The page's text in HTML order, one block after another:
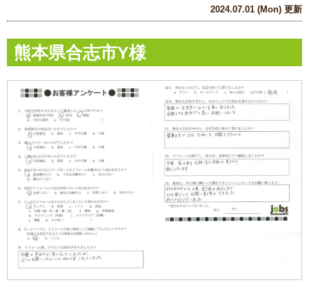
2024.07.01 (Mon) 更新
熊本県合志市Y様